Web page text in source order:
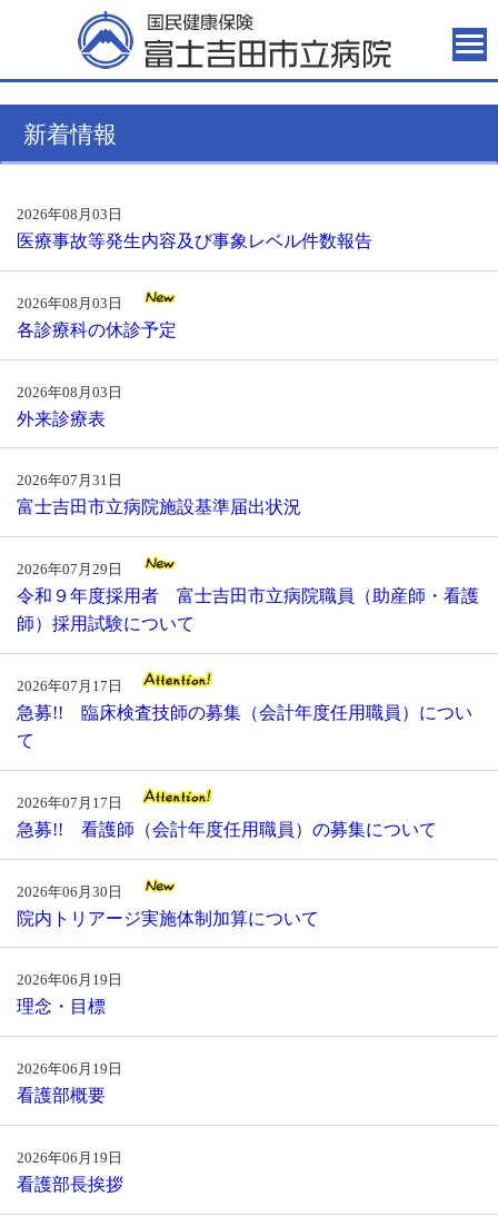
新着情報
2026年08月03日
医療事故等発生内容及び事象レベル件数報告
2026年08月03日
各診療科の休診予定
2026年08月03日
外来診療表
2026年07月31日
富士吉田市立病院施設基準届出状況
2026年07月29日
令和９年度採用者 富士吉田市立病院職員（助産師・看護
師）採用試験について
2026年07月17日
急募!! 臨床検査技師の募集（会計年度任用職員）につい
て
2026年07月17日
急募!! 看護師（会計年度任用職員）の募集について
2026年06月30日
院内トリアージ実施体制加算について
2026年06月19日
理念・目標
2026年06月19日
看護部概要
2026年06月19日
看護部長挨拶